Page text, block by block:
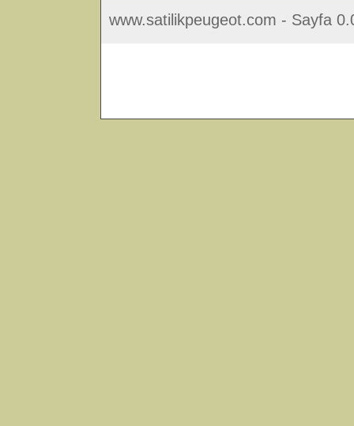
www.satilikpeugeot.com - Sayfa